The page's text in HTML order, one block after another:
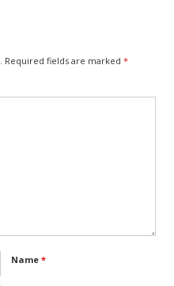
Required fields are marked *
Name *